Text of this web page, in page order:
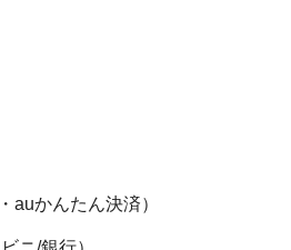
auかんたん決済）